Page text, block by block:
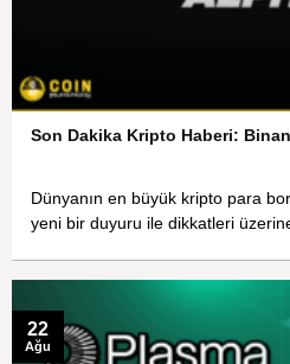
Son Dakika Kripto Haberi:
Dünyanın en büyük kripto para
yeni bir duyuru ile dikkatleri
22
Ağu